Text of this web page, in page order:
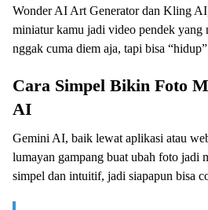
Wonder AI Art Generator dan Kling
miniatur kamu jadi video pendek yang
nggak cuma diem aja, tapi bisa
Cara Simpel Bikin Foto
AI
Gemini AI, baik lewat aplikasi atau
lumayan gampang buat ubah foto jadi
simpel dan intuitif, jadi siapapun bisa